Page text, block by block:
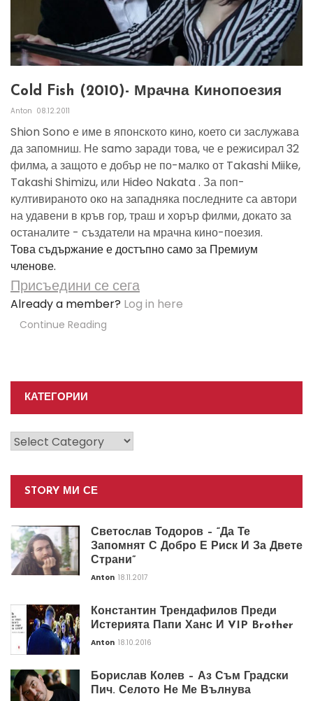
Cold Fish (2010)- Мрачна Кинопоезия
Anton 08.12.2011
Shion Sono е име в японското кино, което си заслужава
да запомниш. Не samo заради това, че е режисирал 32
филма, а защото е добър не по-малко от Takashi Miike,
Takashi Shimizu, или Hideo Nakata . За поп-
култивираното око на западняка последните са автори
на удавени в кръв гор, траш и хорър филми, докато за
останалите - създатели на мрачна кино-поезия.
Това съдържание е достъпно само за Премиум
членове.
Присъедини се сега
Already a member? Log in here
Continue Reading
КАТЕГОРИИ
Категории
STORY МИ СЕ
Светослав Тодоров – “Да Те
Запомнят С Добро Е Риск И За Двете
Страни”
Anton 18.11.2017
Константин Трендафилов Преди
Истерията Папи Ханс И VIP Brother
Anton 18.10.2016
Борислав Колев – Аз Съм Градски
Пич. Селото Не Ме Вълнува